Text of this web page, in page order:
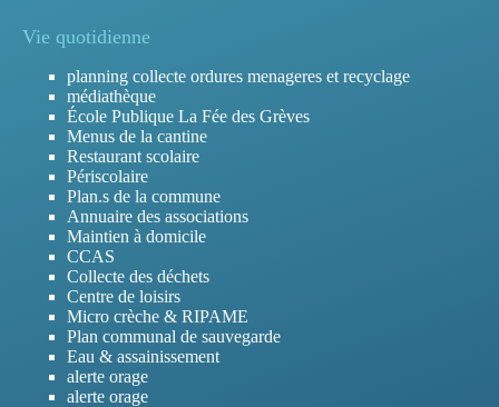
Vie quotidienne
planning collecte ordures menageres et recyclage
médiathèque
École Publique La Fée des Grèves
Menus de la cantine
Restaurant scolaire
Périscolaire
Plan.s de la commune
Annuaire des associations
Maintien à domicile
CCAS
Collecte des déchets
Centre de loisirs
Micro crèche & RIPAME
Plan communal de sauvegarde
Eau & assainissement
alerte orage
alerte orage